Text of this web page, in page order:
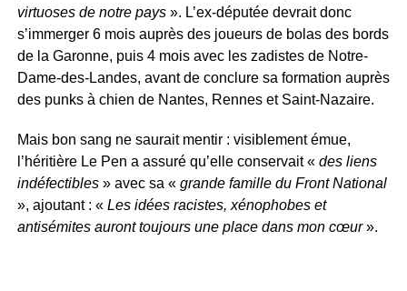
virtuoses de notre pays». L’ex-députée devrait donc
s’immerger 6 mois auprès des joueurs de bolas des bords
de la Garonne, puis 4 mois avec les zadistes de Notre-
Dame-des-Landes, avant de conclure sa formation auprès
des punks à chien de Nantes, Rennes et Saint-Nazaire.
Mais bon sang ne saurait mentir : visiblement émue,
l’héritière Le Pen a assuré qu’elle conservait « des liens
indéfectibles» avec sa « grande famille du Front National
», ajoutant : « Les idées racistes, xénophobes et
antisémites auront toujours une place dans mon cœur».